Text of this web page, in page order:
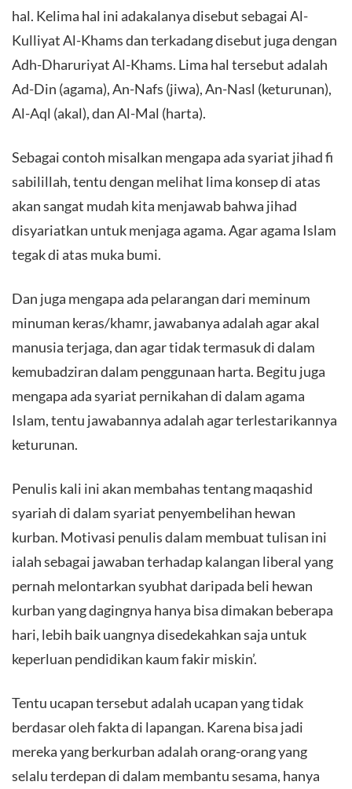
hal. Kelima hal ini adakalanya disebut sebagai Al-
Kulliyat Al-Khams dan terkadang disebut juga dengan
Adh-Dharuriyat Al-Khams. Lima hal tersebut adalah
Ad-Din (agama), An-Nafs (jiwa), An-Nasl (keturunan),
Al-Aql (akal), dan Al-Mal (harta).
Sebagai contoh misalkan mengapa ada syariat jihad fi
sabilillah, tentu dengan melihat lima konsep di atas
akan sangat mudah kita menjawab bahwa jihad
disyariatkan untuk menjaga agama. Agar agama Islam
tegak di atas muka bumi.
Dan juga mengapa ada pelarangan dari meminum
minuman keras/khamr, jawabanya adalah agar akal
manusia terjaga, dan agar tidak termasuk di dalam
kemubadziran dalam penggunaan harta. Begitu juga
mengapa ada syariat pernikahan di dalam agama
Islam, tentu jawabannya adalah agar terlestarikannya
keturunan.
Penulis kali ini akan membahas tentang maqashid
syariah di dalam syariat penyembelihan hewan
kurban. Motivasi penulis dalam membuat tulisan ini
ialah sebagai jawaban terhadap kalangan liberal yang
pernah melontarkan syubhat daripada beli hewan
kurban yang dagingnya hanya bisa dimakan beberapa
hari, lebih baik uangnya disedekahkan saja untuk
keperluan pendidikan kaum fakir miskin’.
Tentu ucapan tersebut adalah ucapan yang tidak
berdasar oleh fakta di lapangan. Karena bisa jadi
mereka yang berkurban adalah orang-orang yang
selalu terdepan di dalam membantu sesama, hanya